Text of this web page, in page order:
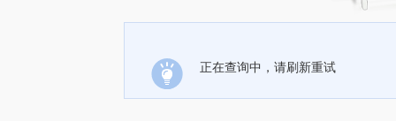
正在查询中，请刷新重试